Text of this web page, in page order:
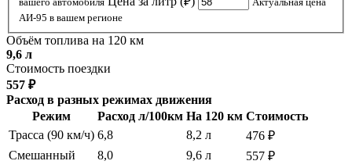
АИ-95 в вашем регионе
Объём топлива на 120 км
9,6 л
Стоимость поездки
557 ₽
Расход в разных режимах движения
Режим
Расход л/100км На 120 км Стоимость
Трасса (90 км/ч) 6,8 8,2 л
476 ₽
Смешанный
8,0 9,6 л
557 ₽